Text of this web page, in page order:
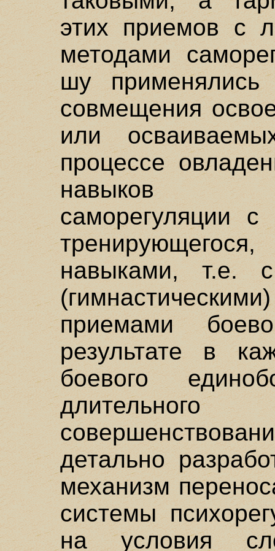
этих приемов с
методами
шу
совмещения
или
процессе
навыков
саморегуляции с
навыками, т.е.
приемами
результате в
боевого
детально
механизм
системы
на условия